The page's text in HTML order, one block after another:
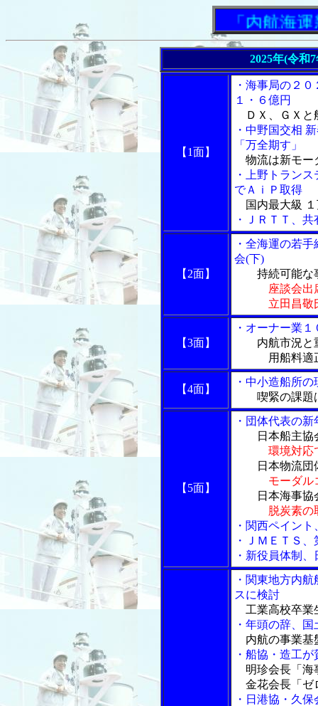
「内航海運新
2025年(令和
【1面】
・海事局の２
１・６億円
ＤＸ、ＧＸと
・中野国交相
「万全期す」
物流は新モー
・上野トラン
でＡｉＰ取得
国内最大級 １
・ＪＲＴＴ、
【2面】
・全海運の若
会(下)
持続可能な
座談会
立田昌敬氏
【3面】
・オーナー業
内航市況と
用船料適正
【4面】
・中小造船所
喫緊の課題は
【5面】
・団体代表の
日本船主協
環境対応
日本物流団
モーダル
日本海事協
脱炭素の
・関西ペイン
・ＪＭＥＴＳ
・新役員体制
・関東地方内
スに検討
工業高校卒業
・年頭の辞、
内航の事業基
・船協・造工
明珍会長「海
金花会長「ゼ
・日港協・久